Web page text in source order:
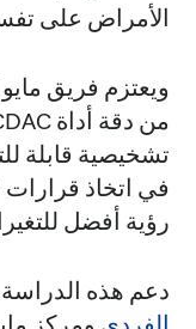
الأمراض على
ويعتزم فريق
تشخيصية قابلة
في اتخاذ
رؤية أفضل
دعم هذه الدراسة